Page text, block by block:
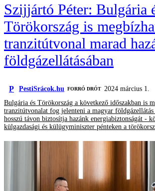
Szijjártó Péter: Bulgária
Törökország is
tranzitútvonal marad
földgázellátásában
P PestiSrácok.hu FORRÓ DRÓT
2024 március 1.
Bulgária és Törökország a következő időszakban is
tranzitútvonalat fog jelenteni a magyar
hosszú távon biztosítja hazánk energiabiztonságát -
külgazdasági és külügyminiszter pénteken a